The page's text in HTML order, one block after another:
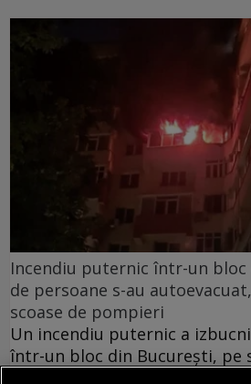
Incendiu puternic într-un bloc
de persoane s-au
scoase de pompieri
Un incendiu puternic a
într-un bloc din București, pe